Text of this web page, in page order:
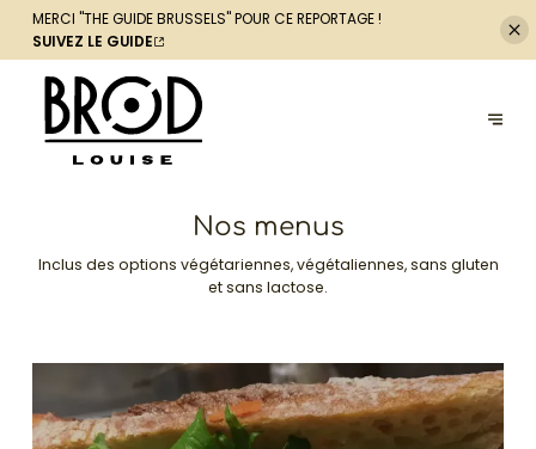
MERCI "THE GUIDEBRUSSELS" POUR CE REPORTAGE !
SUIVEZ LE GUIDE
Nos menus
Inclus des options végétariennes, végétaliennes, sans gluten
et sans lactose.